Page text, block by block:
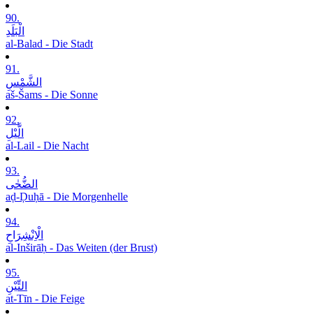
90.
الْبَلَدِ
al-Balad - Die Stadt
91.
الشَّمْسِ
aš-Šams - Die Sonne
92.
الَّیْلِ
al-Lail - Die Nacht
93.
الضُّحٰی
aḍ-Ḍuḥā - Die Morgenhelle
94.
الْاِنْشِرَاحِ
al-Inširāḥ - Das Weiten (der Brust)
95.
التِّیْنِ
at-Tīn - Die Feige